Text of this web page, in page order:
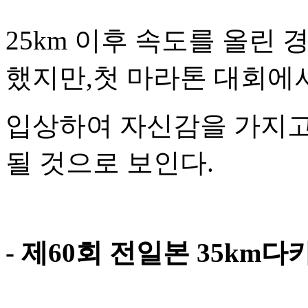
25km 이후 속도를 올린
했지만,첫 마라톤 대회에
입상하여 자신감을 가지
될 것으로 보인다.
- 제60회 전일본 35km다